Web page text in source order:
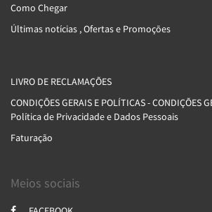
Como Chegar
Últimas notícias , Ofertas e Promoções
LIVRO DE RECLAMAÇÕES
CONDIÇÕES GERAIS E POLÍTICAS - CONDIÇÕES
Política de Privacidade e Dados Pessoais
Faturação
Meios sociais